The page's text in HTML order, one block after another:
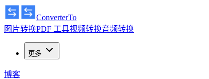
ConverterTo
图片转换PDF 工具视频转换音频转换
更多
博客